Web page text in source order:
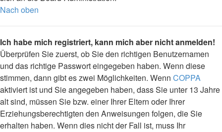
Nach oben
Ich habe mich registriert, kann mich aber nicht anmelden!
Überprüfen Sie zuerst, ob Sie den richtigen Benutzernamen
und das richtige Passwort eingegeben haben. Wenn diese
stimmen, dann gibt es zwei Möglichkeiten. Wenn COPPA
aktiviert ist und Sie angegeben haben, dass Sie unter 13 Jahre
alt sind, müssen Sie bzw. einer Ihrer Eltern oder Ihrer
Erziehungsberechtigten den Anweisungen folgen, die Sie
erhalten haben. Wenn dies nicht der Fall ist, muss Ihr